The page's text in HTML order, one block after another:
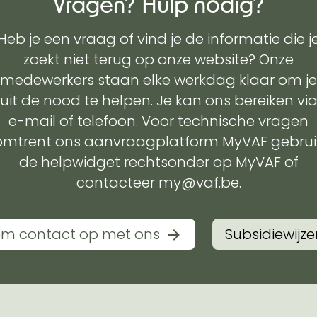
je een vraag of vind je de informatie die
zoekt niet terug op onze website? Onze
medewerkers staan elke werkdag klaar om je
uit de nood te helpen. Je kan ons bereiken via
e-mail of telefoon. Voor technische vragen
ons aanvraagplatform MyVAF
de helpwidget rechtsonder op MyVAF of
contacteer my@vaf.be.
contact op met ons